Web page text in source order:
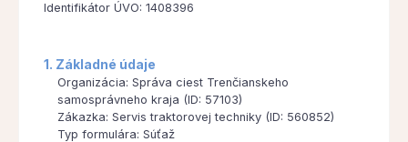
Identifikátor ÚVO: 1408396
1. Základné údaje
Organizácia: Správa ciest Trenčianskeho
samosprávneho kraja (ID: 57103)
Zákazka: Servis traktorovej techniky (ID: 560852)
Typ formulára: Súťaž